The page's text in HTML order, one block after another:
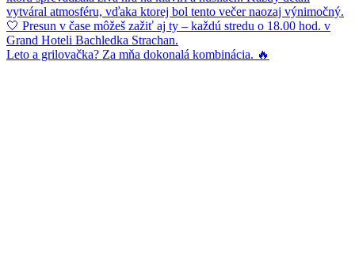
Leto a grilovačka? Za mňa dokonalá kombinácia. 🔥